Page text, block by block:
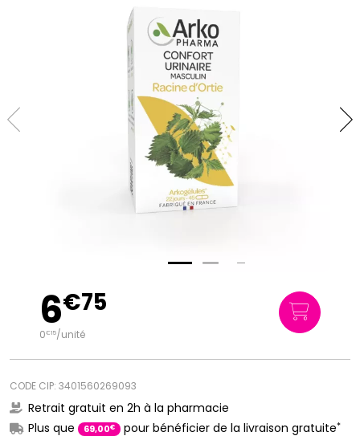
6€75
0€15/unité
CODE CIP: 3401560269093
Retrait gratuit en 2h à la pharmacie
Plus que
69,00€ pour bénéficier de la livraison gratuite*